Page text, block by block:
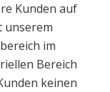
Kunden auf
unserem
im
Bereich
keinen